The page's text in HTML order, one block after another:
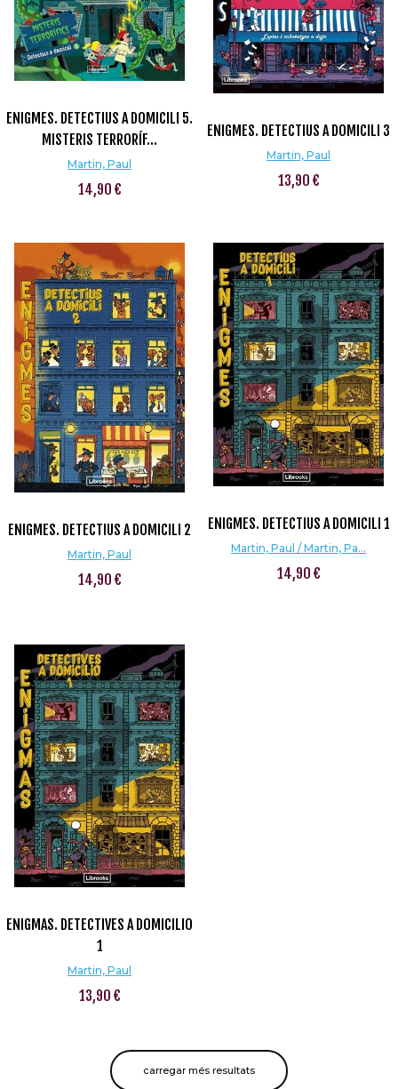
ENIGMES. DETECTIUS A DOMICILI 5.
MISTERIS TERRORÍF...
Martin, Paul
14,90 €
ENIGMES. DETECTIUS A DOMICILI 3
Martin, Paul
13,90 €
ENIGMES. DETECTIUS A DOMICILI 2
Martin, Paul
14,90 €
ENIGMES. DETECTIUS A DOMICILI 1
Martin, Paul / Martin, Pa...
14,90 €
ENIGMAS. DETECTIVES A DOMICILIO
1
Martin, Paul
13,90 €
carregar més resultats